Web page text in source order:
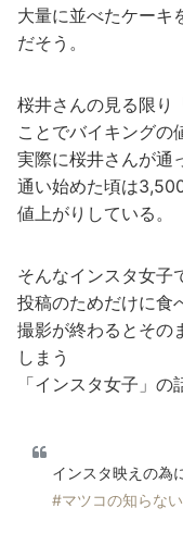
大量に並べたケーキ
だそう。
桜井さんの見る限り
ことでバイキングの
実際に桜井さんが通
通い始めた頃は
値上がりしている。
そんなインスタ女子
投稿のためだけに食
撮影が終わるとその
しまう
「インスタ女子」
インスタ映えの為
#マツコの知らな